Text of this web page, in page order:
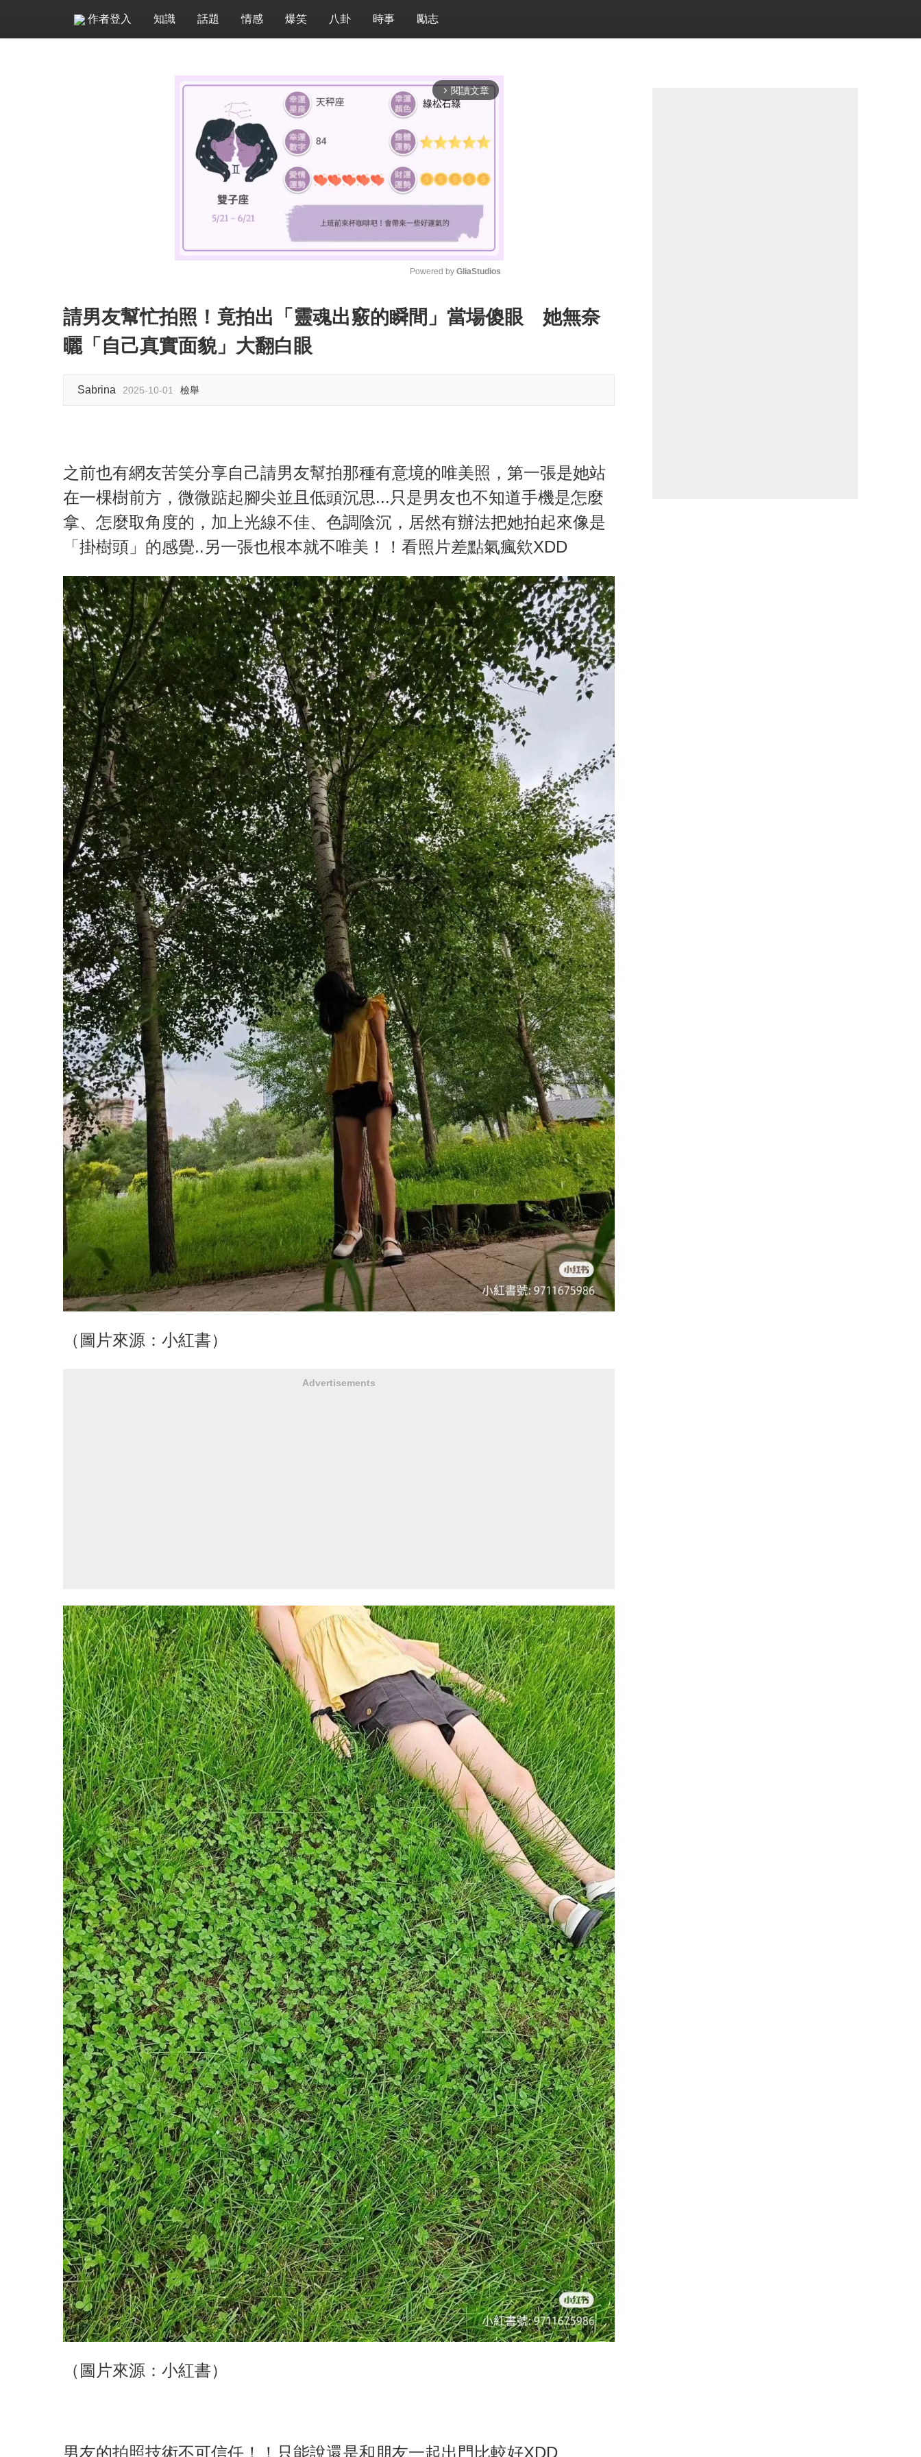
作者登入 知識 話題 情感 爆笑 八卦 時事 勵志
arrow_forward_ios 閱讀文章
M
u
Powered by GliaStudios
請男友幫忙拍照！竟拍出「靈魂出竅的瞬間」當場傻眼 她無奈
曬「自己真實面貌」大翻白眼
Sabrina 2025-10-01 檢舉
之前也有網友苦笑分享自己請男友幫拍那種有意境的唯美照，第一張是她站
在一棵樹前方，微微踮起腳尖並且低頭沉思...只是男友也不知道手機是怎麼
拿、怎麼取角度的，加上光線不佳、色調陰沉，居然有辦法把她拍起來像是
「掛樹頭」的感覺..另一張也根本就不唯美！！看照片差點氣瘋欸XDD
（圖片來源：小紅書）
Advertisements
（圖片來源：小紅書）
男友的拍照技術不可信任！！只能說還是和朋友一起出門比較好XDD